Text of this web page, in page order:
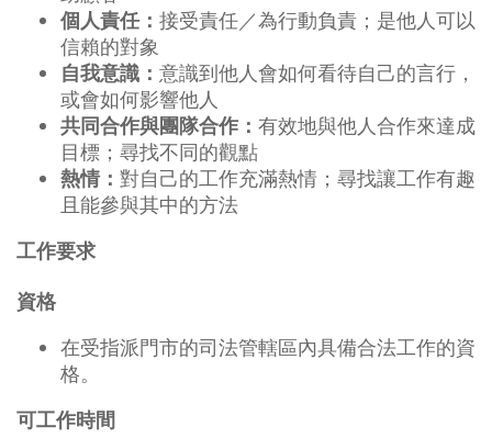
個人責任： 接受責任／為行動負責；是他人可以
信賴的對象
自我意識： 意識到他人會如何看待自己的言行，
或會如何影響他人
共同合作與團隊合作： 有效地與他人合作來達成
目標；尋找不同的觀點
熱情： 對自己的工作充滿熱情；尋找讓工作有趣
且能參與其中的方法
工作要求
資格
在受指派門市的司法管轄區內具備合法工作的資
格。
可工作時間